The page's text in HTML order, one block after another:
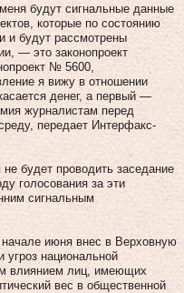
будут сигнальные данные
которые по состоянию
и будут рассмотрены
— это законопроект
№ 5600,
я вижу в отношении
денег, а первый —
журналистам перед
передает Интерфакс-
будет проводить заседание
голосования за эти
сигнальным
июня внес в Верховную
угроз национальной
влиянием лиц, имеющих
вес в общественной